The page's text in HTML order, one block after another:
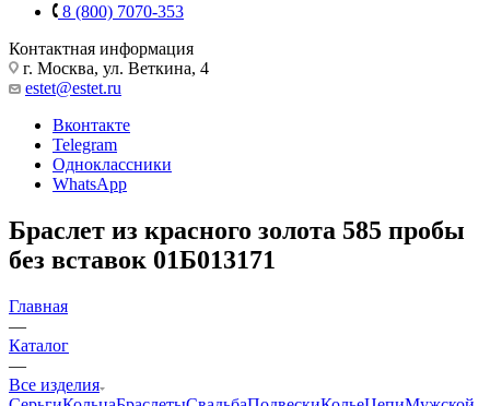
8 (800) 7070-353
Контактная информация
г. Москва, ул. Веткина, 4
estet@estet.ru
Вконтакте
Telegram
Одноклассники
WhatsApp
Браслет из красного золота 585 пробы
без вставок 01Б013171
Главная
—
Каталог
—
Все изделия